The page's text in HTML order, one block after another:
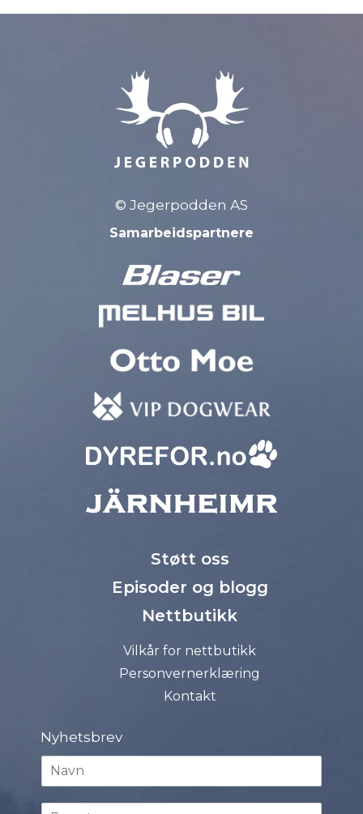
© Jegerpodden AS
Samarbeidspartnere
Støtt oss
Episoder og blogg
Nettbutikk
Vilkår for nettbutikk
Personvernerklæring
Kontakt
Nyhetsbrev